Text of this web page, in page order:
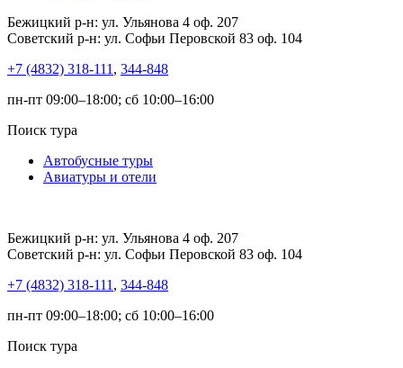
Бежицкий р-н: ул. Ульянова 4 оф. 207
Советский р-н: ул. Софьи Перовской 83 оф. 104
+7 (4832) 318-111 , 344-848
пн-пт 09:00–18:00; сб 10:00–16:00
Поиск тура
Автобусные туры
Авиатуры и отели
Бежицкий р-н: ул. Ульянова 4 оф. 207
Советский р-н: ул. Софьи Перовской 83 оф. 104
+7 (4832) 318-111 , 344-848
пн-пт 09:00–18:00; сб 10:00–16:00
Поиск тура